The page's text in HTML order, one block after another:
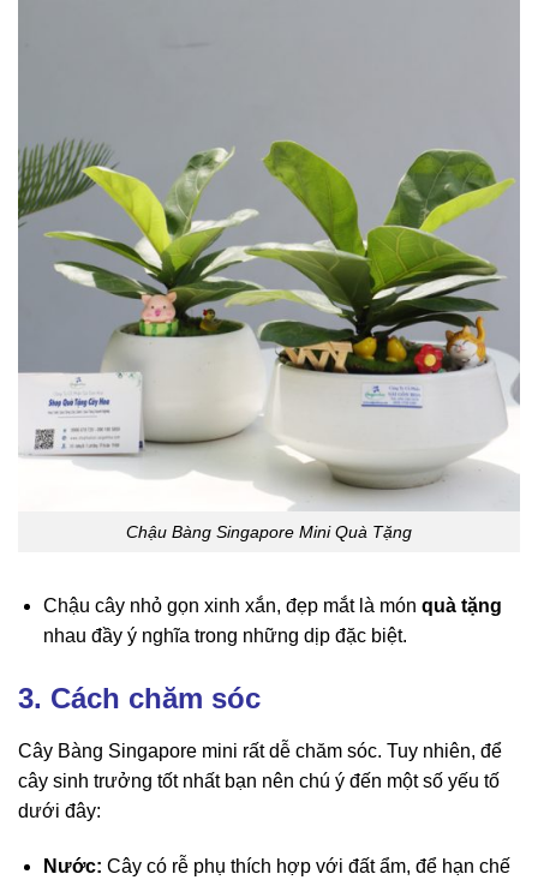
Chậu Bàng Singapore Mini Quà Tặng
Chậu cây nhỏ gọn xinh xắn, đẹp mắt là món quà tặng
nhau đầy ý nghĩa trong những dịp đặc biệt.
3. Cách chăm sóc
Cây Bàng Singapore mini rất dễ chăm sóc. Tuy nhiên, để
cây sinh trưởng tốt nhất bạn nên chú ý đến một số yếu tố
dưới đây:
Nước: Cây có rễ phụ thích hợp với đất ẩm, để hạn chế